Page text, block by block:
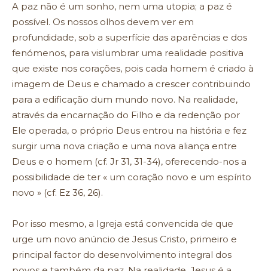
A paz não é um sonho, nem uma utopia; a paz é
possível. Os nossos olhos devem ver em
profundidade, sob a superfície das aparências e dos
fenómenos, para vislumbrar uma realidade positiva
que existe nos corações, pois cada homem é criado à
imagem de Deus e chamado a crescer contribuindo
para a edificação dum mundo novo. Na realidade,
através da encarnação do Filho e da redenção por
Ele operada, o próprio Deus entrou na história e fez
surgir uma nova criação e uma nova aliança entre
Deus e o homem (cf. Jr 31, 31-34), oferecendo-nos a
possibilidade de ter « um coração novo e um espírito
novo » (cf. Ez 36, 26).
Por isso mesmo, a Igreja está convencida de que
urge um novo anúncio de Jesus Cristo, primeiro e
principal factor do desenvolvimento integral dos